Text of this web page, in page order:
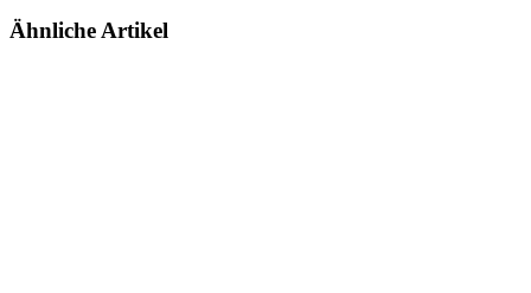
Ähnliche Artikel